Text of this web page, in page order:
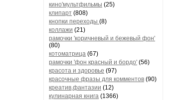
кино'мультфильмы (25)
клипарт (808)
кнопки переходы (8)
коллажи (21)
рамочки 'коричневый и бежевый фон'
(80)
котоматрица (67)
рамочки 'фон красный и бордо' (56)
красота и здоровье (97)
красочные фразы для комментов (90)
креатив,фантазии (12)
кулинарная книга (1366)